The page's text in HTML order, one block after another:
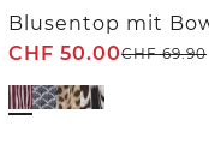
CHF 50.00CHF69.90